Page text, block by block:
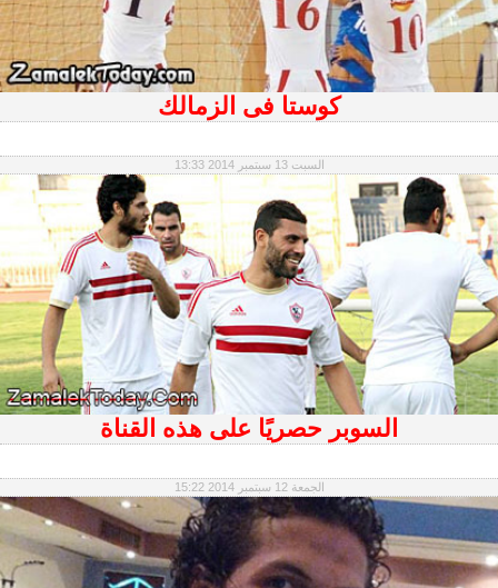
كوستا فى الزمالك
السبت 13 سبتمبر 2014 13:33
السوبر حصريًا على هذه القناة
الجمعة 12 سبتمبر 2014 15:22